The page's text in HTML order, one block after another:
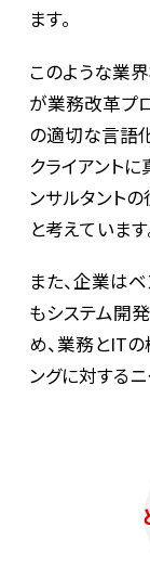
ます。
このような業
が業務改革プ
の適切な言語
クライアント
ンサルタント
と考えています
また、企業は
もシステム開
め、業務とIT
ングに対する